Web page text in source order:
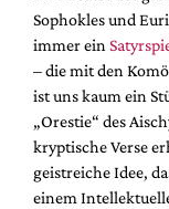
Redaktion
Autor:innen
Partner
Mediadaten
Suche
Sophokles und
immer ein
– die mit den
ist uns kaum ein
„Orestie“ des
kryptische Verse
geistreiche Idee,
einem